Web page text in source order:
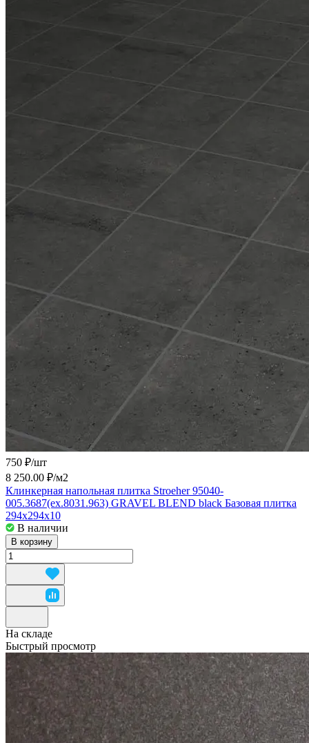
750 ₽/шт
8 250.00 ₽/м2
Клинкерная напольная плитка Stroeher 95040-
005.3687(ex.8031.963) GRAVEL BLEND black Базовая плитка
294х294х10
В наличии
В корзину
На складе
Быстрый просмотр